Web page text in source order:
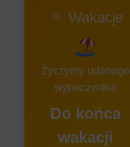
Wakacje
Życzymy udanego
wypoczynku!
Do końca
wakacji